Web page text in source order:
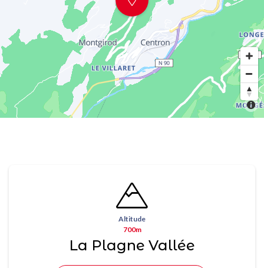
Altitude
700m
La Plagne Vallée